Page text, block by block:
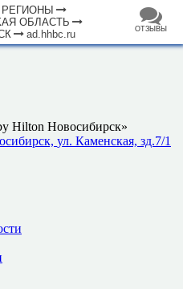
ОТЗЫВЫ
РЕГИОНЫ
ОБЛАСТЬ
ad.hhbc.ru
by Hilton Hotel
(89)
станция (9)
(2)